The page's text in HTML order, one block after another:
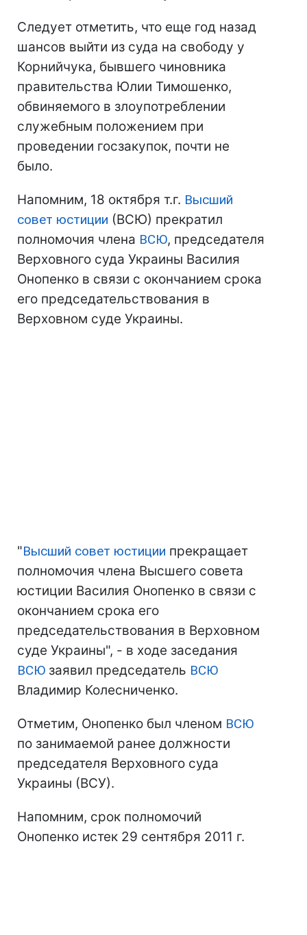
Следует отметить, что еще год назад
шансов выйти из суда на свободу у
Корнийчука, бывшего чиновника
правительства Юлии Тимошенко,
обвиняемого в злоупотреблении
служебным положением при
проведении госзакупок, почти не
было.
Напомним, 18 октября т.г. Высший
совет юстиции (ВСЮ) прекратил
полномочия члена ВСЮ, председателя
Верховного суда Украины Василия
Онопенко в связи с окончанием срока
его председательствования в
Верховном суде Украины.
"Высший совет юстиции прекращает
полномочия члена Высшего совета
юстиции Василия Онопенко в связи с
окончанием срока его
председательствования в Верховном
суде Украины", - в ходе заседания
ВСЮ заявил председатель ВСЮ
Владимир Колесниченко.
Отметим, Онопенко был членом ВСЮ
по занимаемой ранее должности
председателя Верховного суда
Украины (ВСУ).
Напомним, срок полномочий
Онопенко истек 29 сентября 2011 г.